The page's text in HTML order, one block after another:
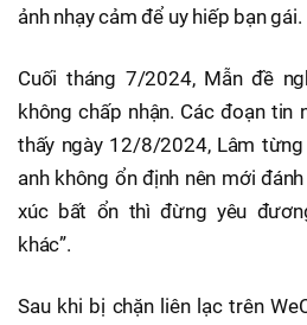
ảnh nhạy cảm để uy hiếp bạn gái.
Cuối tháng 7/2024, Mẫn đề
không chấp nhận. Các đoạn tin
thấy ngày 12/8/2024, Lâm từng
anh không ổn định nên mới đánh
xúc bất ổn thì đừng yêu
khác”.
Sau khi bị chặn liên lạc trên